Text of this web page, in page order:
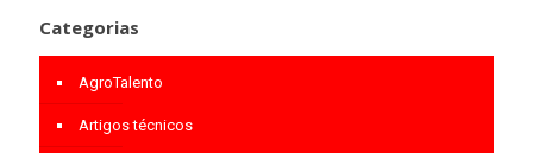
Categorias
AgroTalento
Artigos técnicos